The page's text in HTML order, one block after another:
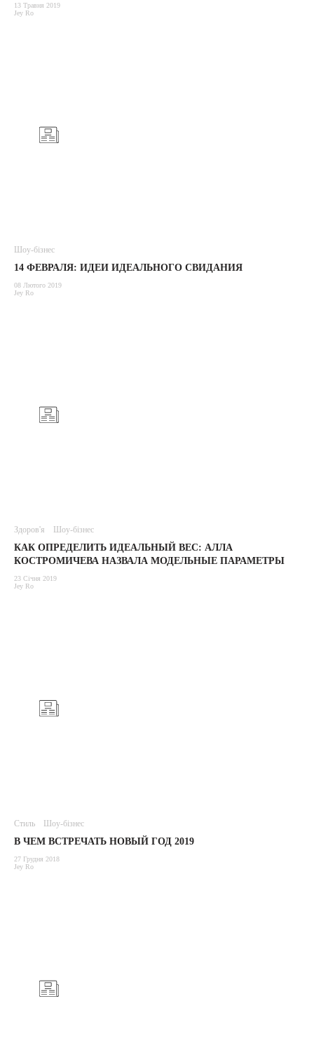
13 Травня 2019
Jey Ro
Шоу-бізнес
14 ФЕВРАЛЯ: ИДЕИ ИДЕАЛЬНОГО СВИДАНИЯ
08 Лютого 2019
Jey Ro
Здоров'я Шоу-бізнес
КАК ОПРЕДЕЛИТЬ ИДЕАЛЬНЫЙ ВЕС: АЛЛА
КОСТРОМИЧЕВА НАЗВАЛА МОДЕЛЬНЫЕ ПАРАМЕТРЫ
23 Січня 2019
Jey Ro
Стиль Шоу-бізнес
В ЧЕМ ВСТРЕЧАТЬ НОВЫЙ ГОД 2019
27 Грудня 2018
Jey Ro